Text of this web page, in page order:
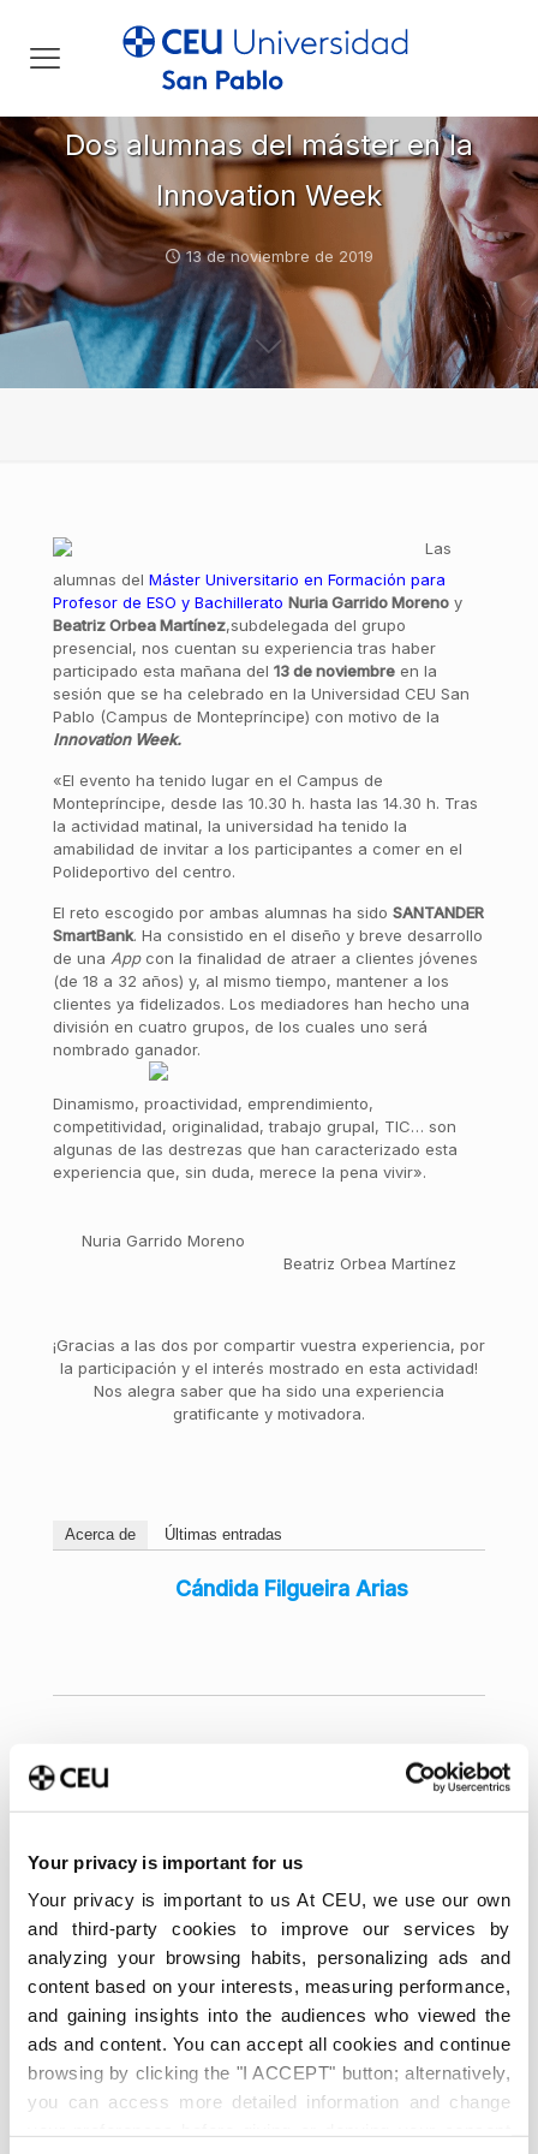
Your privacy is important for us
Your privacy is important to us At CEU, we use our own
and third-party cookies to improve our services by
analyzing your browsing habits, personalizing ads and
content based on your interests, measuring performance,
and gaining insights into the audiences who viewed the
ads and content. You can accept all cookies and continue
browsing by clicking the "I ACCEPT" button; alternatively,
you can access more detailed information and change
Dos alumnas del máster en la
Innovation Week
13 de noviembre de 2019
Las
alumnas del Máster Universitario en Formación para
Profesor de ESO y Bachillerato Nuria Garrido Morenoy
Beatriz Orbea Martínez,subdelegada del grupo
presencial, nos cuentan su experiencia tras haber
participado esta mañana del 13 de noviembreen la
sesión que se ha celebrado en la Universidad CEU San
Pablo (Campus de Montepríncipe) con motivo de la
Innovation Week.
«El evento ha tenido lugar en el Campus de
Montepríncipe, desde las 10.30 h. hasta las 14.30 h. Tras
la actividad matinal, la universidad ha tenido la
amabilidad de invitar a los participantes a comer en el
Polideportivo del centro.
El reto escogido por ambas alumnas ha sido SANTANDER
SmartBank. Ha consistido en el diseño y breve desarrollo
de una Appcon la finalidad de atraer a clientes jóvenes
(de 18 a 32 años) y, al mismo tiempo, mantener a los
clientes ya fidelizados. Los mediadores han hecho una
división en cuatro grupos, de los cuales uno será
nombrado ganador.
Dinamismo, proactividad, emprendimiento,
competitividad, originalidad, trabajo grupal, TIC… son
algunas de las destrezas que han caracterizado esta
experiencia que, sin duda, merece la pena vivir».
Nuria Garrido Moreno
Beatriz Orbea Martínez
¡Gracias a las dos por compartir vuestra experiencia, por
la participación y el interés mostrado en esta actividad!
Nos alegra saber que ha sido una experiencia
gratificante y motivadora.
Acerca de Últimas entradas
Cándida Filgueira Arias
Últimas publicaciones
Método Pomodoro para
estudiar: Cómo aplicarlo en
funciona
6 de agosto de 2026